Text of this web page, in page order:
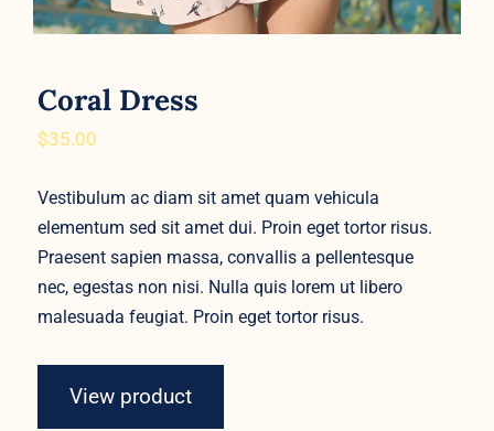
Coral Dress
$35.00
Vestibulum ac diam sit amet quam vehicula
elementum sed sit amet dui. Proin eget tortor risus.
Praesent sapien massa, convallis a pellentesque
nec, egestas non nisi. Nulla quis lorem ut libero
malesuada feugiat. Proin eget tortor risus.
View product